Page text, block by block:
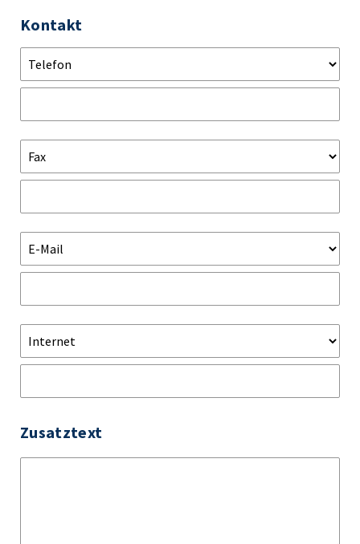
Kontakt
Zusatztext